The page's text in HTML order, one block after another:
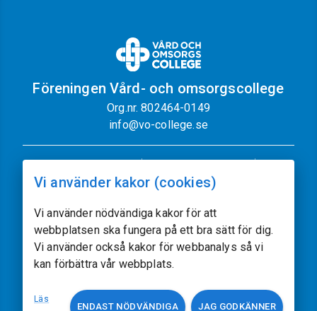
Föreningen Vård- och omsorgscollege
Org.nr. 802464-0149
info@vo-college.se
Sajtkarta
Följ oss
Vi använder kakor (cookies)
Vi använder nödvändiga kakor för att
webbplatsen ska fungera på ett bra sätt för dig.
Vi använder också kakor för webbanalys så vi
kan förbättra vår webbplats.
Läs
ENDAST NÖDVÄNDIGA JAG GODKÄNNER